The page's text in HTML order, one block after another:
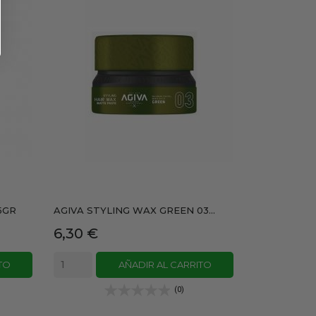
AGIVA STYLING WAX GREEN 03...
Precio
6,30 €
AÑADIR AL CARRITO
(0)